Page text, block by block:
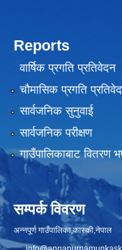
Reports
वार्षिक प्रगति प्रतिवेदन
चौमासिक प्रगति
सार्वजनिक सुनुवाई
सार्वजनिक परीक्षण
गाउँपालिकाबाट वितरण
सम्पर्क विवरण
अन्नपूर्ण